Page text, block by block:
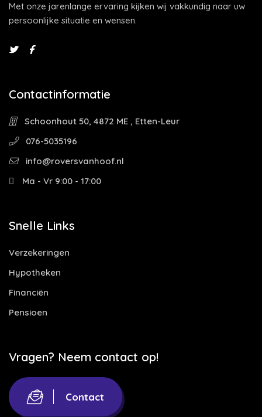
Met onze jarenlange ervaring kijken wij vakkundig naar uw
persoonlijke situatie en wensen.
Contactinformatie
Schoonhout 50, 4872 ME , Etten-Leur
076-5035196
info@roversvanhoof.nl
Ma - Vr 9:00 - 17:00
Snelle Links
Verzekeringen
Hypotheken
Financiën
Pensioen
Vragen? Neem contact op!
Contact